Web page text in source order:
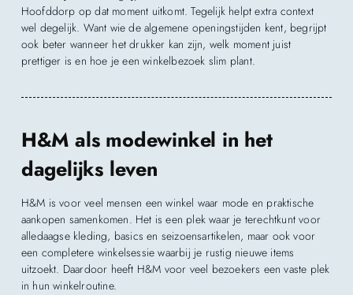
Hoofddorp op dat moment uitkomt. Tegelijk helpt extra context
wel degelijk. Want wie de algemene openingstijden kent, begrijpt
ook beter wanneer het drukker kan zijn, welk moment juist
prettiger is en hoe je een winkelbezoek slim plant.
H&M als modewinkel in het
dagelijks leven
H&M is voor veel mensen een winkel waar mode en praktische
aankopen samenkomen. Het is een plek waar je terechtkunt voor
alledaagse kleding, basics en seizoensartikelen, maar ook voor
een completere winkelsessie waarbij je rustig nieuwe items
uitzoekt. Daardoor heeft H&M voor veel bezoekers een vaste plek
in hun winkelroutine.